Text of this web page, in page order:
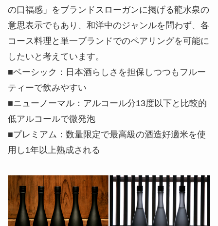
の口福感」をブランドスローガンに掲げる龍水泉の
意思表示でもあり、和洋中のジャンルを問わず、各
コース料理と単一ブランドでのペアリングを可能に
したいと考えています。
■ベーシック：日本酒らしさを担保しつつもフルー
ティーで飲みやすい
■ニューノーマル：アルコール分13度以下と比較的
低アルコールで微発泡
■プレミアム：数量限定で最高級の酒造好適米を使
用し1年以上熟成される